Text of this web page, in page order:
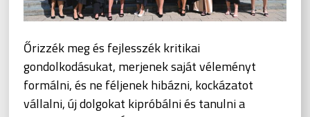
Őrizzék meg és fejlesszék kritikai
gondolkodásukat, merjenek saját véleményt
formálni, és ne féljenek hibázni, kockázatot
vállalni, új dolgokat kipróbálni és tanulni a